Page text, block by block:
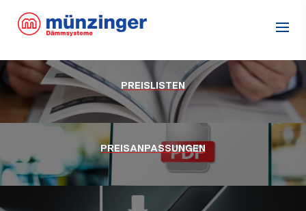
PREISLISTEN
PREISANPASSUNGEN